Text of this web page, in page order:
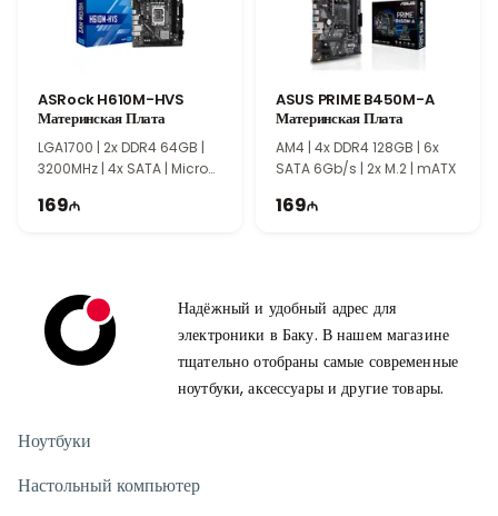
ASRock H610M-HVS
Материнская Плата
LGA1700​​​​​​​ | 2x DDR4 64GB |
3200MHz | 4x SATA | Micro
169
ASUS PRIME B450M-A
Материнская Плата
AM4 | 4x DDR4 128GB | 6x
SATA 6Gb/s | 2x M.2 | mATX
169
Надёжный и удобный адрес для
электроники в Баку. В нашем магазине
тщательно отобраны самые современные
ноутбуки, аксессуары и другие товары.
Ноутбуки
Настольный компьютер